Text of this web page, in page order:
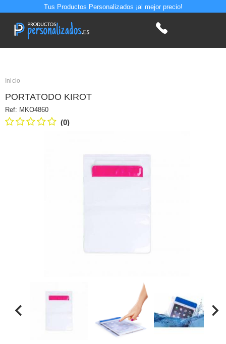
Tus Productos Personalizados ¡al mejor precio!
Inicio
PORTATODO KIROT
Ref: MKO4860
(0)